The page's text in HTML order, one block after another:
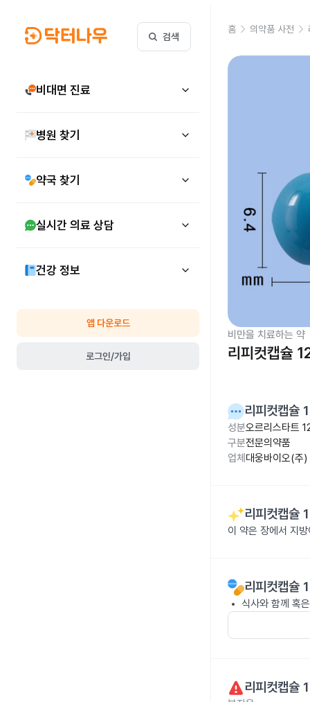
검색
비대면 진료
병원 찾기
약국 찾기
실시간 의료 상담
건강 정보
앱 다운로드
로그인/가입
홈 의약품 사전
비만을 치료하는 약
리피컷캡슐
리피컷캡슐
성분오르리스타트
구분전문의약품
업체 대웅바이오(주)
리피컷캡슐
이 약은 장에서 지
리피컷캡슐
식사와 함께 혹
리피컷캡슐